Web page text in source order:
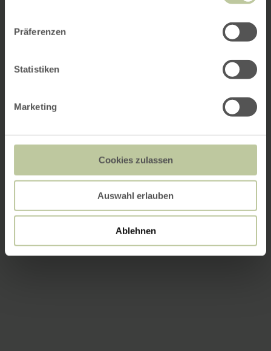
Präferenzen
Statistiken
Marketing
Cookies zulassen
Auswahl erlauben
Ablehnen